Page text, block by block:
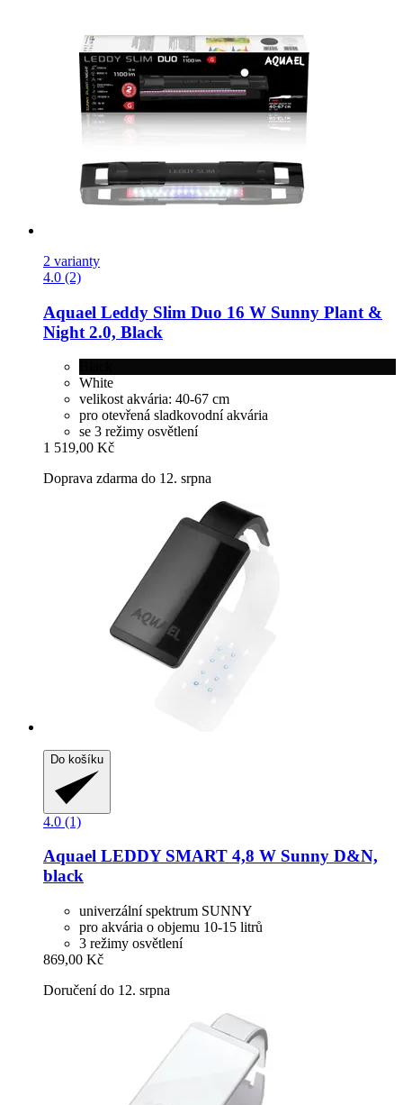
2 varianty
4.0 (2)
Aquael Leddy Slim Duo 16 W Sunny Plant &
Night 2.0, Black
White
velikost akvária: 40-67 cm
pro otevřená sladkovodní akvária
se 3 režimy osvětlení
1 519,00 Kč
Doprava zdarma do 12. srpna
Do košíku
4.0 (1)
Aquael LEDDY SMART 4,8 W Sunny D&N,
black
univerzální spektrum SUNNY
pro akvária o objemu 10-15 litrů
3 režimy osvětlení
869,00 Kč
Doručení do 12. srpna